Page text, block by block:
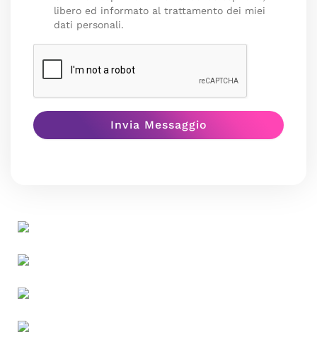
libero ed informato al trattamento dei miei
dati personali.